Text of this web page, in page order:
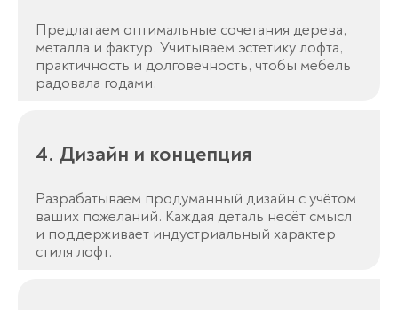
Предлагаем оптимальные сочетания дерева,
металла и фактур. Учитываем эстетику лофта,
практичность и долговечность, чтобы мебель
радовала годами.
4. Дизайн и концепция
Разрабатываем продуманный дизайн с учётом
ваших пожеланий. Каждая деталь несёт смысл
и поддерживает индустриальный характер
стиля лофт.